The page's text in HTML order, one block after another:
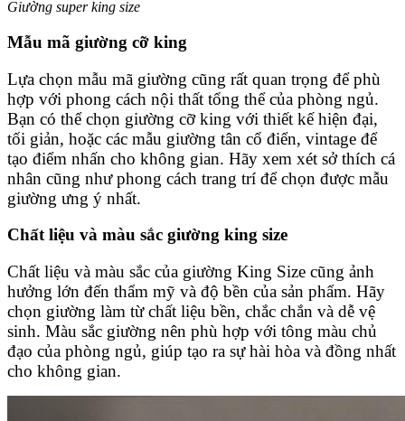
Giường super king size
Mẫu mã giường cỡ king
Lựa chọn mẫu mã giường cũng rất quan trọng để phù
hợp với phong cách nội thất tổng thể của phòng ngủ.
Bạn có thể chọn giường cỡ king với thiết kế hiện đại,
tối giản, hoặc các mẫu giường tân cổ điển, vintage để
tạo điểm nhấn cho không gian. Hãy xem xét sở thích cá
nhân cũng như phong cách trang trí để chọn được mẫu
giường ưng ý nhất.
Chất liệu và màu sắc giường king size
Chất liệu và màu sắc của giường King Size cũng ảnh
hưởng lớn đến thẩm mỹ và độ bền của sản phẩm. Hãy
chọn giường làm từ chất liệu bền, chắc chắn và dễ vệ
sinh. Màu sắc giường nên phù hợp với tông màu chủ
đạo của phòng ngủ, giúp tạo ra sự hài hòa và đồng nhất
cho không gian.